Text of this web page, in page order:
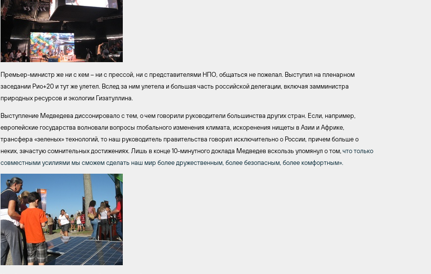
Премьер-министр же ни с кем – ни с прессой, ни с представителями НПО, общаться не пожелал. Выступил на пленарном
заседании Рио+20 и тут же улетел. Вслед за ним улетела и большая часть российской делегации, включая замминистра
природных ресурсов и экологии Гизатуллина.
Выступление Медведева диссонировало с тем, о чем говорили руководители большинства других стран. Если, например,
европейские государства волновали вопросы глобального изменения климата, искоренения нищеты в Азии и Африке,
трансфера «зеленых» технологий, то наш руководитель правительства говорил исключительно о России, причем больше о
неких, зачастую сомнительных достижениях. Лишь в конце 10-минутного доклада Медведев вскользь упомянул о том, что только
совместными усилиями мы сможем сделать наш мир более дружественным, более безопасным, более комфортным».